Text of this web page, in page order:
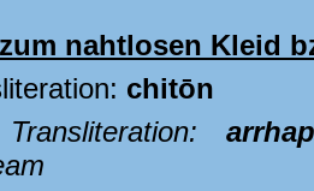
nahtlosen Kleid
chitōn
Transliteration: